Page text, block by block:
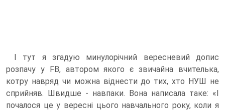
І тут я згадую минулорічний вересневий допис
розпачу у FB, автором якого є звичайна вчителька,
котру навряд чи можна віднести до тих, хто НУШ не
сприйняв. Швидше - навпаки. Вона написала таке: «І
почалося це у вересні цього навчального року, коли я